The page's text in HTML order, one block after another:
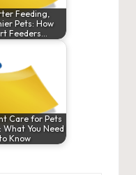
Feeding,
Pets: How
Feeders…
Care for Pets
What You Need
Know